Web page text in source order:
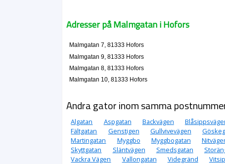
Adresser på Malmgatan i Hofors
Malmgatan 7, 81333 Hofors
Malmgatan 9, 81333 Hofors
Malmgatan 8, 81333 Hofors
Malmgatan 10, 81333 Hofors
Andra gator inom samma
Algatan Aspgatan Backvägen
Fältgatan
Genstigen Gullvivevägen
Martingatan
Myggbo Myggbogatan
Skyttgatan
Släntvägen Smedsgatan
Vackra Vägen
Vallongatan Videgränd